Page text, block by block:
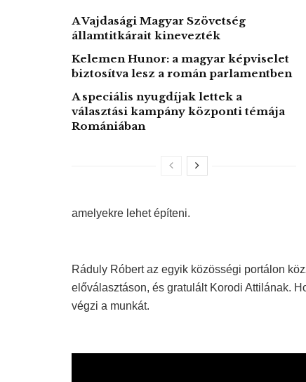
A Vajdasági Magyar Szövetség
államtitkárait kinevezték
Kelemen Hunor: a magyar képviselet
biztosítva lesz a román parlamentben
A speciális nyugdíjak lettek a
választási kampány központi témája
Romániában
amelyekre lehet építeni.
Ráduly Róbert az egyik közösségi portálon
előválasztáson, és gratulált Korodi Attilának.
végzi a munkát.